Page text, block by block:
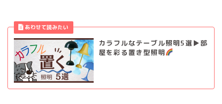
カラフルなテーブル照明5選▶︎部
屋を彩る置き型照明